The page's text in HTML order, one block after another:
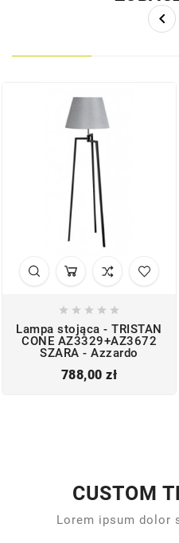

    
Lampa stojąca - TRISTAN
CONE AZ3329+AZ3672
SZARA - Azzardo
788,00 złCena
CUSTOM
Lorem ipsum dolor